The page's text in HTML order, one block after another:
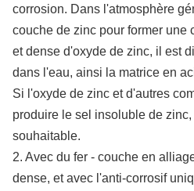
corrosion. Dans l'atmosphère
couche de zinc pour former une
et dense d'oxyde de zinc, il est
dans l'eau, ainsi la matrice en
Si l'oxyde de zinc et d'autres
produire le sel insoluble de
souhaitable.
2. Avec du fer - couche en
dense, et avec l'anti-corrosif